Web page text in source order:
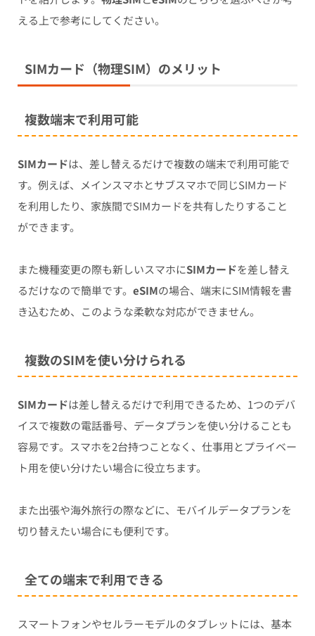
える上で参考にしてください。
SIMカード（物理SIM）のメリット
複数端末で利用可能
SIMカードは、差し替えるだけで複数の端末で利用可能で
す。例えば、メインスマホとサブスマホで同じSIMカード
を利用したり、家族間でSIMカードを共有したりすること
ができます。
また機種変更の際も新しいスマホにSIMカードを差し替え
るだけなので簡単です。 eSIMの場合、端末にSIM情報を書
き込むため、このような柔軟な対応ができません。
複数のSIMを使い分けられる
SIMカードは差し替えるだけで利用できるため、1つのデバ
イスで複数の電話番号、データプランを使い分けることも
容易です。スマホを2台持つことなく、仕事用とプライベー
ト用を使い分けたい場合に役立ちます。
また出張や海外旅行の際などに、モバイルデータプランを
切り替えたい場合にも便利です。
全ての端末で利用できる
スマートフォンやセルラーモデルのタブレットには、基本